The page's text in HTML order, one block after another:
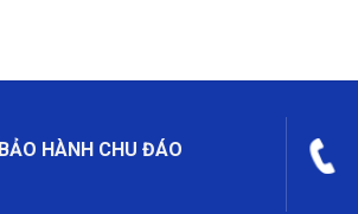
BẢO HÀNH CHU ĐÁO